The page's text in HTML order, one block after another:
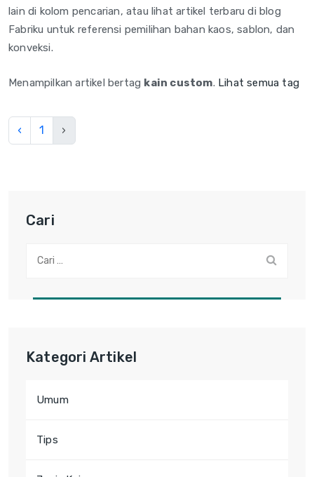
lain di kolom pencarian, atau lihat artikel terbaru di blog
Fabriku untuk referensi pemilihan bahan kaos, sablon, dan
konveksi.
Menampilkan artikel bertag kain custom. Lihat semua tag
‹ 1 ›
Cari
Kategori Artikel
Umum
Tips